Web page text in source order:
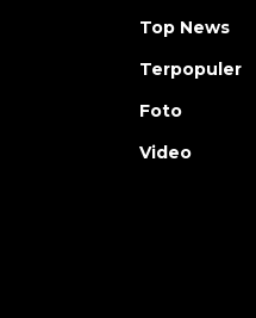
Top News
Terpopuler
Foto
Video